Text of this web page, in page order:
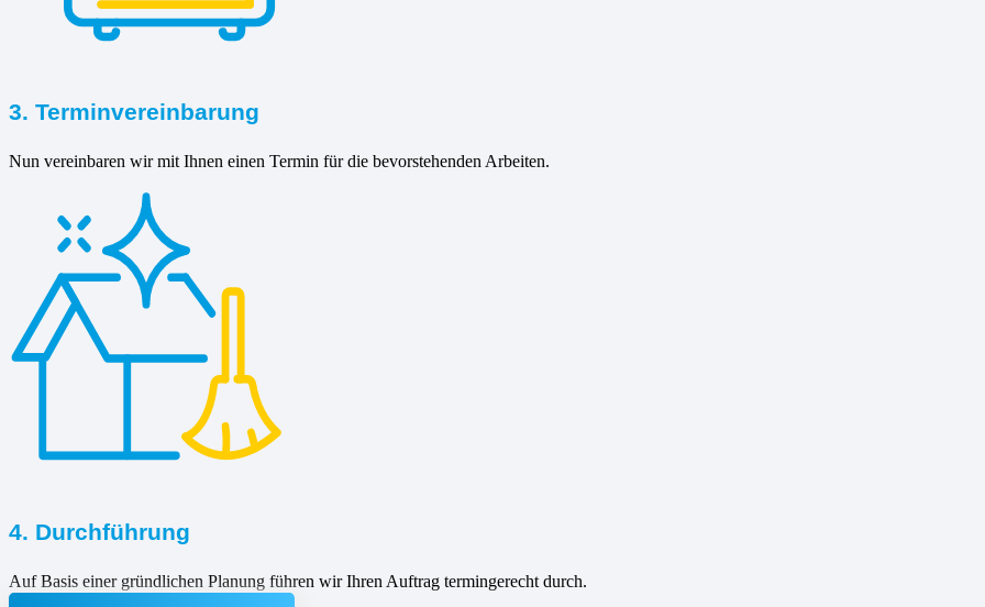
3. Terminvereinbarung
Nun vereinbaren wir mit Ihnen einen Termin für die bevorstehenden Arbeiten.
4. Durchführung
Auf Basis einer gründlichen Planung führen wir Ihren Auftrag termingerecht durch.